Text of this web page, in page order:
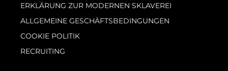
ERKLÄRUNG ZUR MODERNEN SKLAVEREI
ALLGEMEINE GESCHÄFTSBEDINGUNGEN
COOKIE POLITIK
RECRUITING